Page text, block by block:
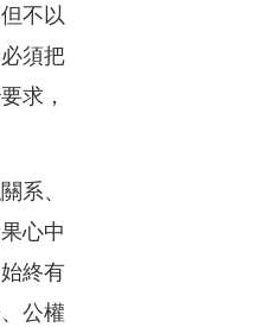
不以
須把
求，
系、
心中
終有
公權